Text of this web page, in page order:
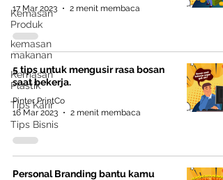
Anda Sebelu
Kemasan
Produk
kemasan
makanan
Kemasan
Plastik
Tips Karir
Tips Bisnis
17 Mar 2023
2 menit membaca
5 tips untuk mengusir rasa bosan
saat bekerja.
Pinter PrintCo
16 Mar 2023
2 menit membaca
Personal Branding bantu kamu